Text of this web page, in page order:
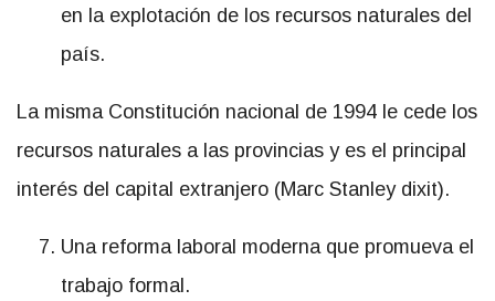
en la explotación de los recursos naturales del
país.
La misma Constitución nacional de 1994 le cede los
recursos naturales a las provincias y es el principal
interés del capital extranjero (Marc Stanley dixit).
Una reforma laboral moderna que promueva el
trabajo formal.